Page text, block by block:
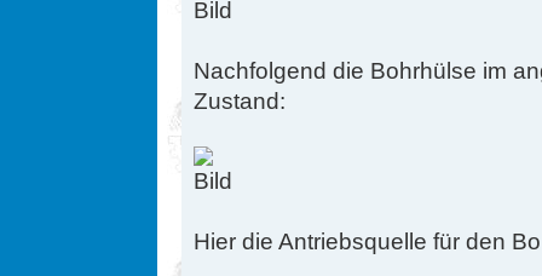
Nachfolgend die Bohrhülse im
Zustand:
Hier die Antriebsquelle für den